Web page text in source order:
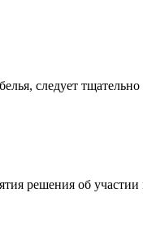
следует
решения об